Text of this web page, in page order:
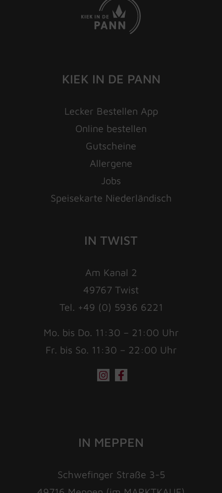
KIEK IN DE PANN
Lecker Bestellen App
Online bestellen
Gutscheine
Allergene
Jobs
Speisekarte Niederländisch
IN TWIST
Am Kanal 2
49767 Twist
Tel. +49 (0) 5936 6221
Mo. bis Do. 11:30 – 21:00 Uhr
Fr. bis So. 11:30 – 22:00 Uhr
IN MEPPEN
Schwefinger Straße 3-5